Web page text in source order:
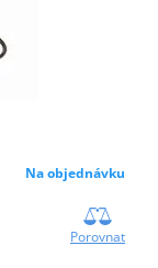
Na objednávku
Porovnat